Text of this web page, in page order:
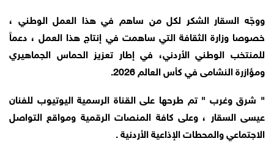
ووجّه السقار الشكر لكل من ساهم في هذا العمل الوطني ،
خصوصا وزارة الثقافة التي ساهمت في إنتاج هذا العمل ، دعماً
للمنتخب الوطني الأردني، في إطار تعزيز الحماس الجماهيري
ومؤازرة النشامى في كأس العالم 2026.
" شرق وغرب " تم طرحها على القناة الرسمية اليوتيوب للفنان
عيسى السقار ، وعلى كافة المنصات الرقمية ومواقع التواصل
الاجتماعي والمحطات الإذاعية الأردنية .